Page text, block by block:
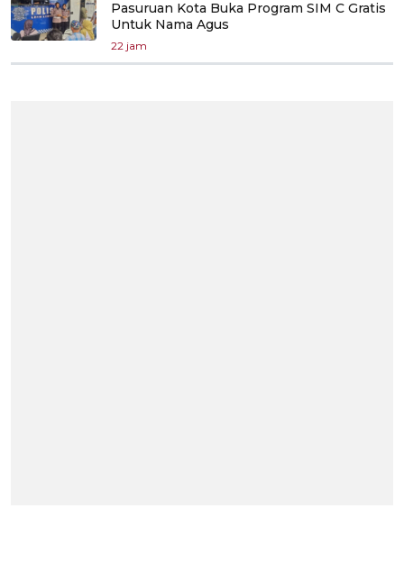
Pasuruan Kota Buka Program SIM C Gratis
Untuk Nama Agus
22 jam